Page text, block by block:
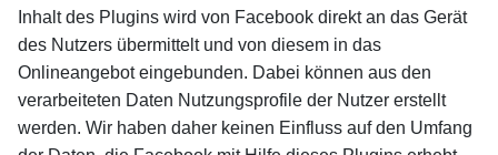
Inhalt des Plugins wird von Facebook direkt an das Gerät
des Nutzers übermittelt und von diesem in das
Onlineangebot eingebunden. Dabei können aus den
verarbeiteten Daten Nutzungsprofile der Nutzer erstellt
werden. Wir haben daher keinen Einfluss auf den Umfang